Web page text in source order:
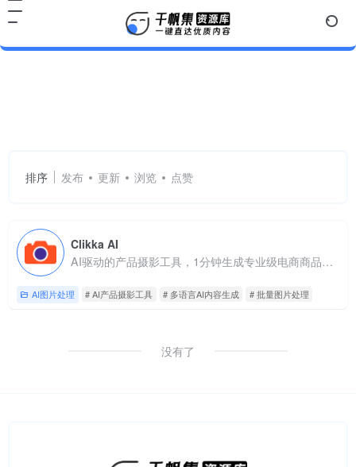
排序 发布 更新 浏览 点赞
Clikka AI
AI驱动的产品摄影工具，1分钟生成专业级电商商品展示图
AI图片处理 # AI产品摄影工具 # 多语言AI内容生成 # 批量图片处理
没有了